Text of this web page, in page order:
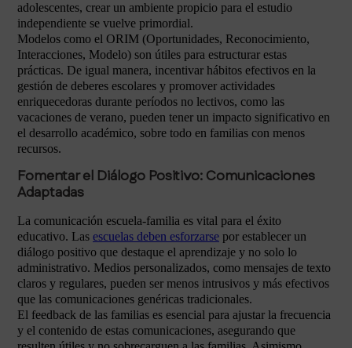
adolescentes, crear un ambiente propicio para el estudio
independiente se vuelve primordial.
Modelos como el ORIM (Oportunidades, Reconocimiento,
Interacciones, Modelo) son útiles para estructurar estas
prácticas. De igual manera, incentivar hábitos efectivos en la
gestión de deberes escolares y promover actividades
enriquecedoras durante períodos no lectivos, como las
vacaciones de verano, pueden tener un impacto significativo en
el desarrollo académico, sobre todo en familias con menos
recursos.
Fomentar el Diálogo Positivo: Comunicaciones
Adaptadas
La comunicación escuela-familia es vital para el éxito
educativo. Las escuelas deben esforzarse por establecer un
diálogo positivo que destaque el aprendizaje y no solo lo
administrativo. Medios personalizados, como mensajes de texto
claros y regulares, pueden ser menos intrusivos y más efectivos
que las comunicaciones genéricas tradicionales.
El feedback de las familias es esencial para ajustar la frecuencia
y el contenido de estas comunicaciones, asegurando que